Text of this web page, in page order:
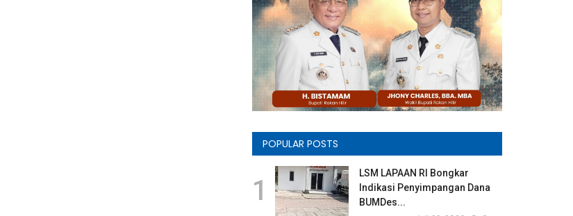
POPULAR POSTS
1
LSM LAPAAN RI Bongkar
Indikasi Penyimpangan Dana
BUMDes...